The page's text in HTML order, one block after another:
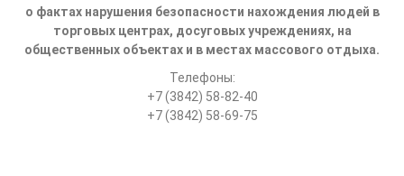
о фактах нарушения безопасности нахождения людей в
торговых центрах, досуговых учреждениях, на
общественных объектах и в местах массового отдыха.
Телефоны:
+7 (3842) 58-82-40
+7 (3842) 58-69-75